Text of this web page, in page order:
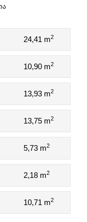
24,41 m2
10,90 m2
13,93 m2
13,75 m2
5,73 m2
2,18 m2
10,71 m2